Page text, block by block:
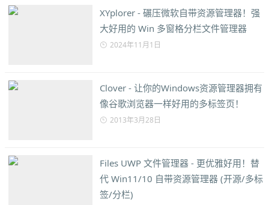
XYplorer - 碾压微软自带资源管理器！强
大好用的 Win 多窗格分栏文件管理器
2024年11月1日
Clover - 让你的Windows资源管理器拥有
像谷歌浏览器一样好用的多标签页！
2013年3月28日
Files UWP 文件管理器 - 更优雅好用！替
代 Win11/10 自带资源管理器 (开源/多标
签/分栏)